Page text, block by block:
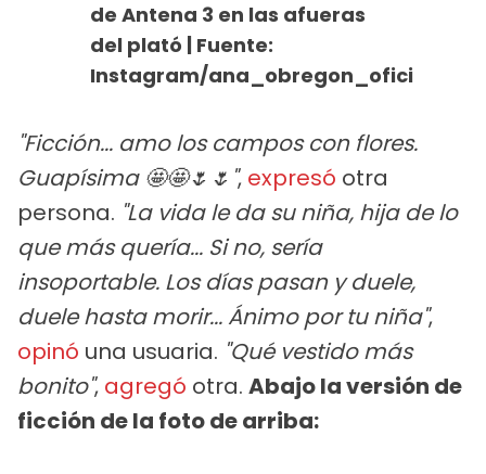
de Antena 3 en las afueras
del plató | Fuente:
Instagram/ana_obregon_oficial
"Ficción... amo los campos con flores.
Guapísima 🤩🤩🌷🌷", expresó otra
persona. "La vida le da su niña, hija de lo
que más quería... Si no, sería
insoportable. Los días pasan y duele,
duele hasta morir... Ánimo por tu niña",
opinó una usuaria. "Qué vestido más
bonito", agregó otra. Abajo la versión de
ficción de la foto de arriba: